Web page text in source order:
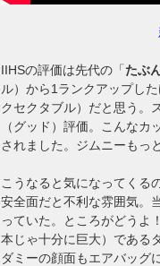
IIHSの評価は先代の「たぶ
ル）から1ランクアップし
クセクタブル）だと思う。
（グッド）評価。こんな
されました。ジムニーもっ
こうなると気になってくる
安全面だと不利な雰囲気。
っていた。ところがどう
本じゃ十分に巨大）である
ダミーの顔面もエアバッグ